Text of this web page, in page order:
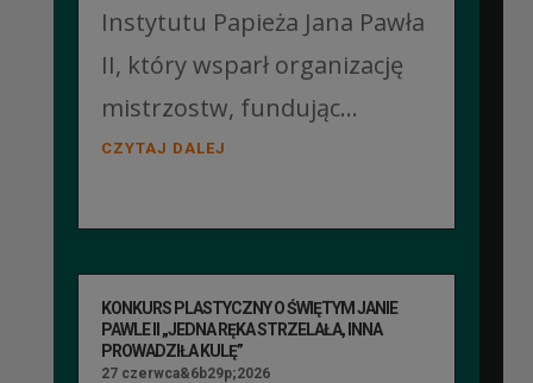
Instytutu Papieża Jana Pawła
II, który wsparł organizację
mistrzostw, fundując...
CZYTAJ DALEJ
KONKURS PLASTYCZNY O ŚWIĘTYM JANIE
PAWLE II „JEDNA RĘKA STRZELAŁA, INNA
PROWADZIŁA KULĘ”
27 czerwca&6b29p;2026